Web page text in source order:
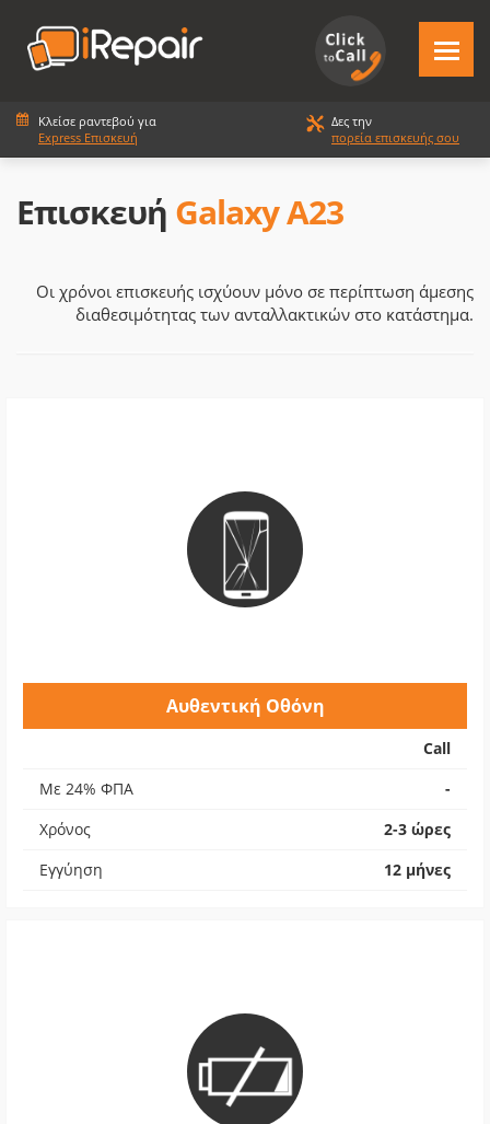
Κλείσε ραντεβού για
Express Επισκευή
Δες την
πορεία επισκευής σου
Επισκευή Galaxy A23
Οι χρόνοι επισκευής ισχύουν μόνο σε περίπτωση άμεσης
διαθεσιμότητας των ανταλλακτικών στο κατάστημα.
Αυθεντική Οθόνη
Call
Με 24% ΦΠΑ
-
Χρόνος
2-3 ώρες
Εγγύηση
12 μήνες